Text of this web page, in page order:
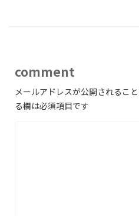
comment
メールアドレスが公開されること
る欄は必須項目です